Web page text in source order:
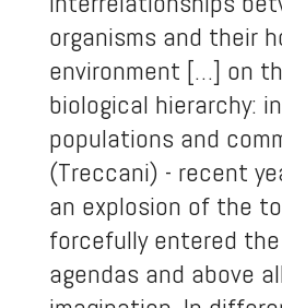
organisms and their
environment […] on
biological hierarchy:
populations and
(Treccani) - recent
an explosion of the
forcefully entered
agendas and above